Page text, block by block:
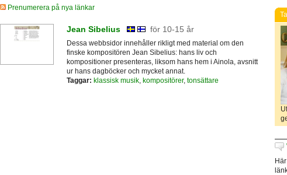
Prenumerera på nya länkar
Jean Sibelius för 10-15 år
Dessa webbsidor innehåller rikligt med material om den
finske kompositören Jean Sibelius: hans liv och
kompositioner presenteras, liksom hans hem i Ainola, avsnitt
ur hans dagböcker och mycket annat.
Taggar: klassisk musik, kompositörer, tonsättare